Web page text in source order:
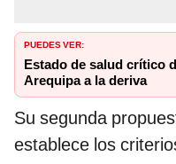
PUEDES VER:
Estado de salud crítico
Arequipa a la deriva
Su segunda
establece los